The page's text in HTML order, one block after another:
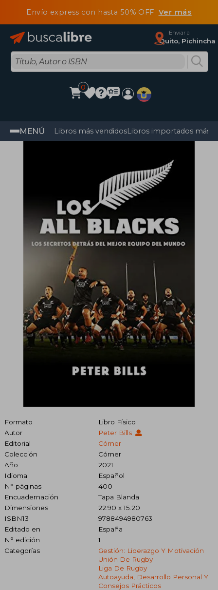
Envío express con hasta 50% OFF Ver más
Enviar a
Quito, Pichincha
0
MENÚ Libros más vendidosLibros importados más
Formato
Libro Físico
Autor
Peter Bills
Editorial
Córner
Colección
Córner
Año
2021
Idioma
Español
N° páginas
400
Encuadernación
Tapa Blanda
Dimensiones
22.90 x 15.20
ISBN13
9788494980763
Editado en
España
N° edición
1
Categorías
Gestión: Liderazgo Y Motivación
Unión De Rugby
Liga De Rugby
Autoayuda, Desarrollo Personal Y
Consejos Prácticos